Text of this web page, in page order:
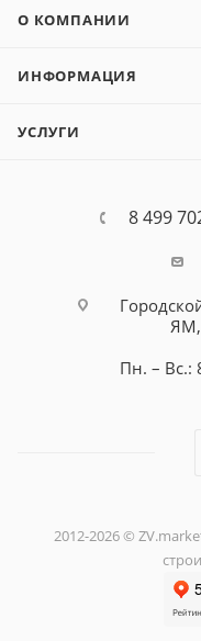
О КОМПАНИИ
ИНФОРМАЦИЯ
УСЛУГИ
8 499
ЯМ,
Пн. – Вс.:
2012-2026 ©